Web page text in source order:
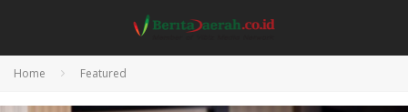
Home Featured